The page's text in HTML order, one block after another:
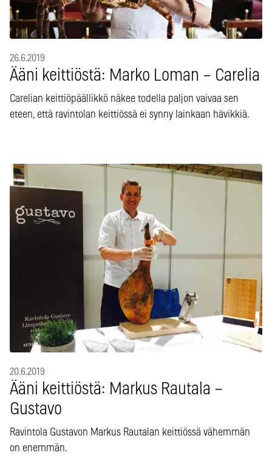
26.6.2019
Ääni keittiöstä: Marko Loman – Carelia
Carelian keittiöpäällikkö näkee todella paljon vaivaa sen
eteen, että ravintolan keittiössä ei synny lainkaan hävikkiä.
20.6.2019
Ääni keittiöstä: Markus Rautala –
Gustavo
Ravintola Gustavon Markus Rautalan keittiössä vähemmän
on enemmän.